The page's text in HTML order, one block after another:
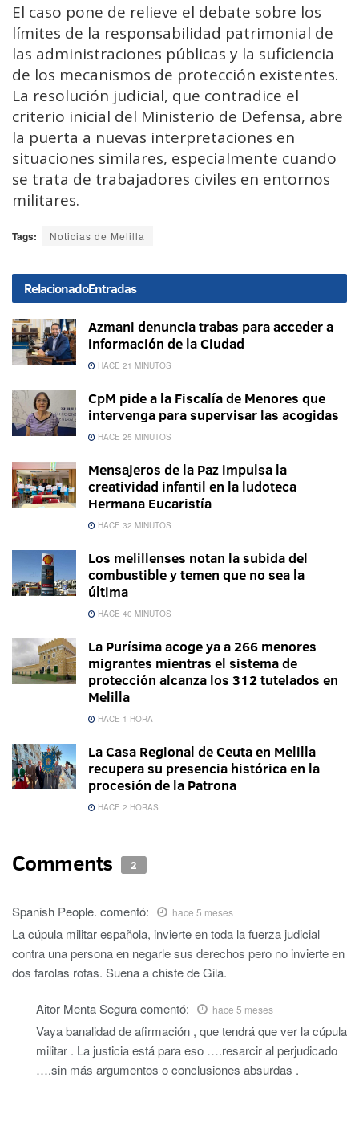
El caso pone de relieve el debate sobre los
límites de la responsabilidad patrimonial de
las administraciones públicas y la suficiencia
de los mecanismos de protección existentes.
La resolución judicial, que contradice el
criterio inicial del Ministerio de Defensa, abre
la puerta a nuevas interpretaciones en
situaciones similares, especialmente cuando
se trata de trabajadores civiles en entornos
militares.
Tags: Noticias de Melilla
RelacionadoEntradas
Azmani denuncia trabas para acceder a
información de la Ciudad
HACE 21 MINUTOS
CpM pide a la Fiscalía de Menores que
intervenga para supervisar las acogidas
HACE 25 MINUTOS
Mensajeros de la Paz impulsa la
creatividad infantil en la ludoteca
Hermana Eucaristía
HACE 32 MINUTOS
Los melillenses notan la subida del
combustible y temen que no sea la
última
HACE 40 MINUTOS
La Purísima acoge ya a 266 menores
migrantes mientras el sistema de
protección alcanza los 312 tutelados en
Melilla
HACE 1 HORA
La Casa Regional de Ceuta en Melilla
recupera su presencia histórica en la
procesión de la Patrona
HACE 2 HORAS
Comments 2
Spanish People. comentó: hace 5 meses
La cúpula militar española, invierte en toda la fuerza judicial
contra una persona en negarle sus derechos pero no invierte en
dos farolas rotas. Suena a chiste de Gila.
Aitor Menta Seguracomentó: hace 5 meses
Vaya banalidad de afirmación , que tendrá que ver la cúpula
militar . La justicia está para eso ….resarcir al perjudicado
….sin más argumentos o conclusiones absurdas .